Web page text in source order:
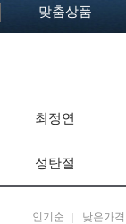
맞춤상품
최정연
성탄절
인기순 낮은가격